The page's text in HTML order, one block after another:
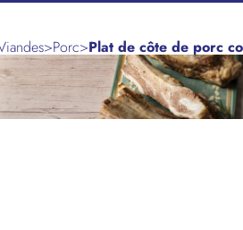
>Porc>Plat de côte de porc